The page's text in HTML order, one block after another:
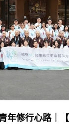
年修行心路｜